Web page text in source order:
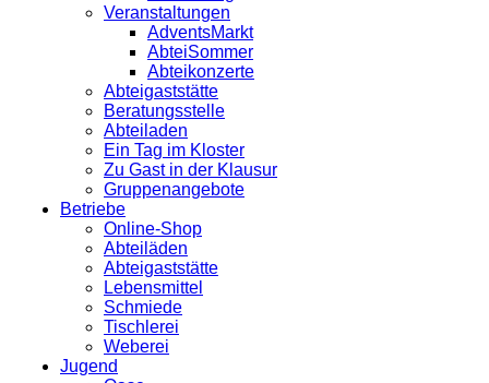
Veranstaltungen
AdventsMarkt
AbteiSommer
Abteikonzerte
Abteigaststätte
Beratungsstelle
Abteiladen
Ein Tag im Kloster
Zu Gast in der Klausur
Gruppenangebote
Betriebe
Online-Shop
Abteiläden
Abteigaststätte
Lebensmittel
Schmiede
Tischlerei
Weberei
Jugend